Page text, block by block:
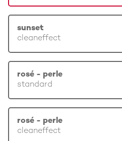
sunset
cleaneffect
rosé - perle
standard
rosé - perle
cleaneffect